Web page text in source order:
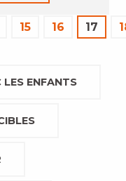
15 16 17
LES ENFANTS